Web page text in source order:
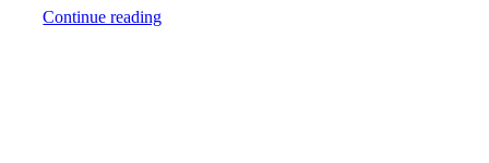
Continue reading